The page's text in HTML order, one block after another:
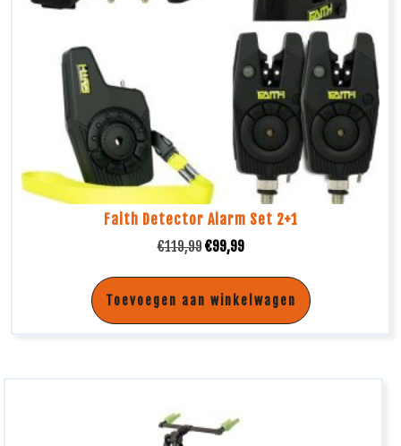
Faith Detector Alarm Set 2+1
€119,99€99,99
Toevoegen aan winkelwagen